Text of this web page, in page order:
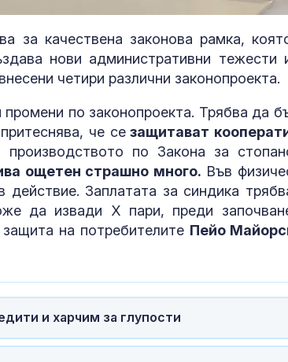
за качествена законова рамка,
нови административни тежести
четири различни законопроекта.
по законопроекта. Трябва да
че сезащитават
по Закона за
ощетен страшно много. Във
Заплатата за синдика
да извади Х пари, преди
на потребителите Пейо
и харчим за глупости
вече решава
на руския
Страната ни
позиционира
космически
хил. паунда
Венера във